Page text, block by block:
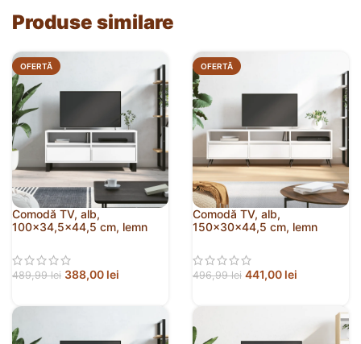
Produse similare
OFERTĂ
Comodă TV, alb,
100×34,5×44,5 cm, lemn
489,99lei 388,00 lei
OFERTĂ
Comodă TV, alb,
150x30x44,5 cm, lemn
496,99lei 441,00 lei